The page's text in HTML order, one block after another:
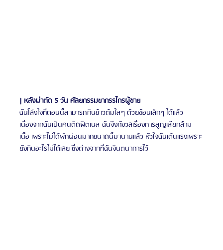
| หลังผ่าตัด 5 วัน ศัลยกรรมขากรรไกรผู้ชาย
ฉันโล่งใจที่ตอนนี้สามารถกินข้าวต้มใสๆ ด้วยช้อนเล็กๆ ได้แล้ว
เนื่องจากฉันเป็นคนติดฟิตเนส ฉันจึงกังวลเรื่องการสูญเสียกล้าม
เนื้อ เพราะไม่ได้พักผ่อนมากขนาดนี้มานานแล้ว หัวใจฉันเต้นแรงเพราะ
ยังกินอะไรไม่ได้เลย ซึ่งต่างจากที่ฉันจินตนาการไว้